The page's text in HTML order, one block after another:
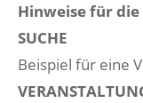
Hinweise für
SUCHE
Beispiel für eine